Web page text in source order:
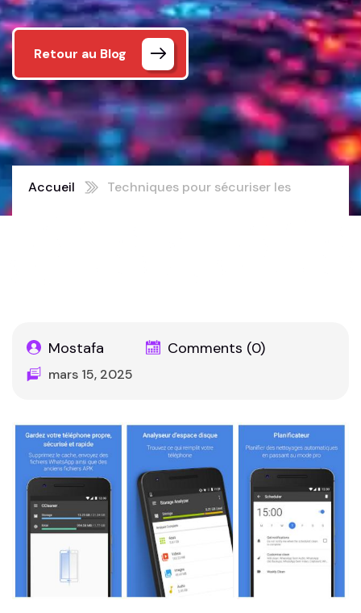
Retour au Blog
Accueil Techniques pour sécuriser les
Mostafa Comments (0)
mars 15, 2025